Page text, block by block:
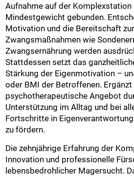
Aufnahme auf der Komplexstation
Mindestgewicht gebunden.
Motivation und die Bereitschaft
Zwangsmaßnahmen wie
Zwangsernährung werden
Stattdessen setzt das
Stärkung der Eigenmotivation –
oder BMI der Betroffenen.
psychotherapeutische Angebot
Unterstützung im Alltag und bei
Fortschritte in
zu fördern.
Die zehnjährige Erfahrung der
Innovation und professionelle
lebensbedrohlicher Magersucht.